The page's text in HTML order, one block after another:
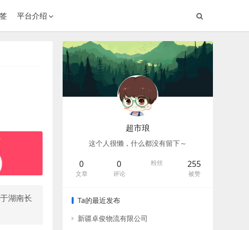
平台介绍
湖南长
超市琅
这个人很懒，什么都没有留下～
0
文章
0
评论
粉丝 255
被赞
Ta的最近发布
新疆卓俊物流有限公司